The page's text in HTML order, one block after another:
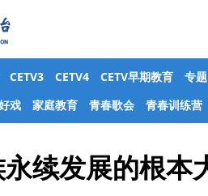
CETV3 CETV4 CETV早期教育
专题
戏 家庭教育 青春歌会 青春训练营
续发展的根本